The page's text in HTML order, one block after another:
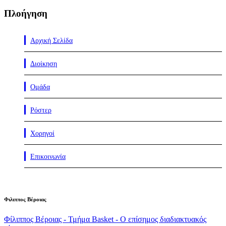
Πλοήγηση
Αρχική Σελίδα
Διοίκηση
Ομάδα
Ρόστερ
Χορηγοί
Επικοινωνία
Φιλιππος Βέροιας
Φίλιππος Βέροιας - Τμήμα Basket - Ο επίσημος διαδιακτυακός